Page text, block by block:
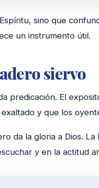
sino que
un instrumento útil.
siervo
predicación. El
y que los
da la gloria a Dios. La
y en la actitud